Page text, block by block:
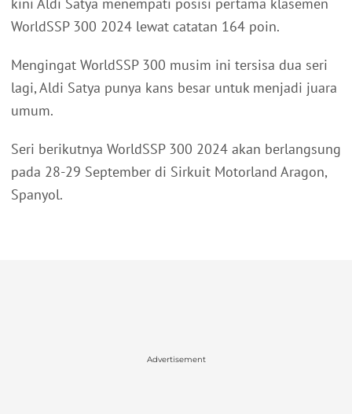
WorldSSP 300 2024 lewat catatan 164 poin.
Mengingat WorldSSP 300 musim ini tersisa dua seri
lagi, Aldi Satya punya kans besar untuk menjadi juara
umum.
Seri berikutnya WorldSSP 300 2024 akan berlangsung
pada 28-29 September di Sirkuit Motorland Aragon,
Spanyol.
Advertisement